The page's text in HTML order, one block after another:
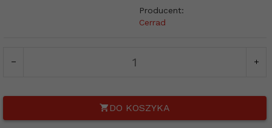
Producent:
Cerrad
DO KOSZYKA